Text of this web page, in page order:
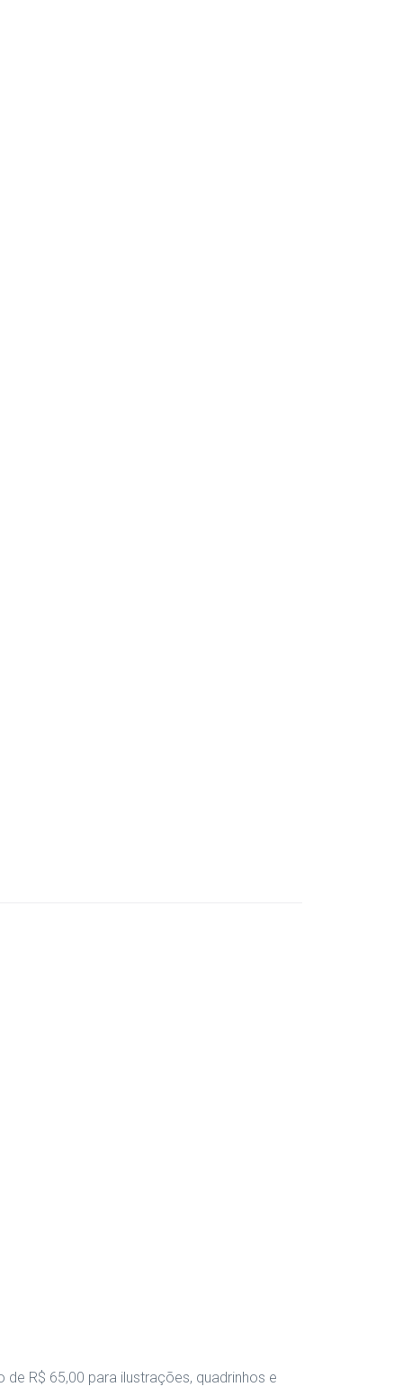
R$ 65,00 para ilustrações, quadrinhos e